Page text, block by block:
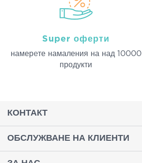
Super оферти
намерeте намаления на над 10000
продукти
КОНТАКТ
ОБСЛУЖВАНЕ НА КЛИЕНТИ